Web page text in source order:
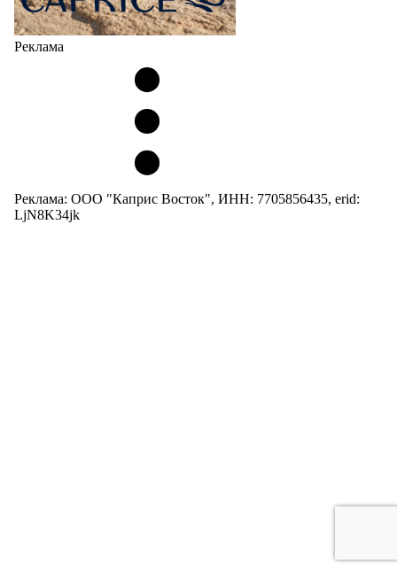
Реклама
Реклама: ООО "Каприс Восток", ИНН: 7705856435, erid:
LjN8K34jk